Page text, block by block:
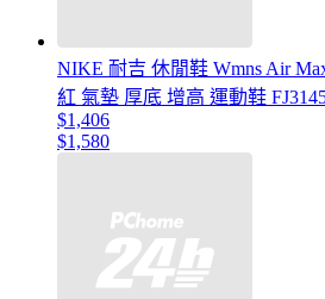
NIKE 耐吉 休閒鞋 Wmns Air
紅 氣墊 厚底 增高 運動鞋
$1,406
$1,580